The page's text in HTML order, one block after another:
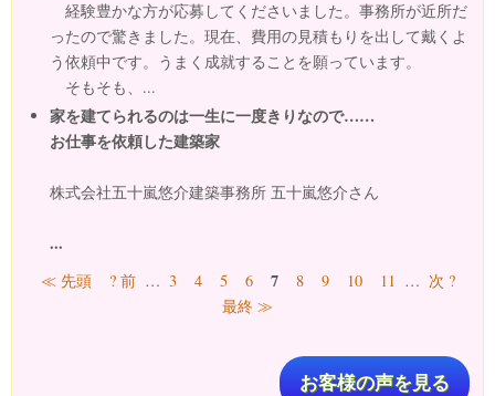
経験豊かな方が応募してくださいました。事務所が近所だ
ったので驚きました。現在、費用の見積もりを出して戴くよ
う依頼中です。うまく成就することを願っています。
そもそも、...
家を建てられるのは一生に一度きりなので……
お仕事を依頼した建築家
株式会社五十嵐悠介建築事務所 五十嵐悠介さん
...
ページ
≪ 先頭 ? 前 … 3 4 5 6 7 8 9 10 11 … 次 ?
最終 ≫
お客様の声を見る